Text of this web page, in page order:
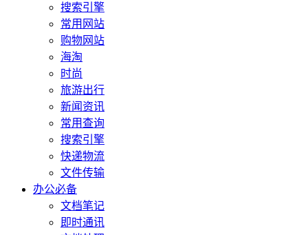
搜索引擎
常用网站
购物网站
海淘
时尚
旅游出行
新闻资讯
常用查询
搜索引擎
快递物流
文件传输
办公必备
文档笔记
即时通讯